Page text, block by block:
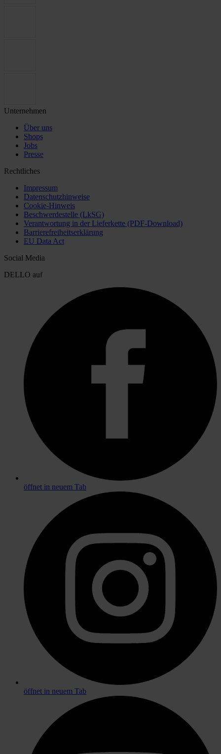
Unternehmen
Über uns
Shops
Jobs
Presse
Rechtliches
Impressum
Datenschutzhinweise
Cookie-Hinweis
Beschwerdestelle (LkSG)
Verantwortung in der Lieferkette (PDF-Download)
Barrierefreiheitserklärung
EU Data Act
Social Media
DELLO auf
öffnet in neuem Tab
öffnet in neuem Tab